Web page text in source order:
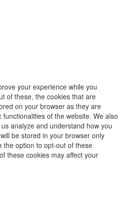
your experience while you
of these, the cookies that are
on your browser as they are
of the website. We also
analyze and understand how you
be stored in your browser only
the option to opt-out of these
these cookies may affect your